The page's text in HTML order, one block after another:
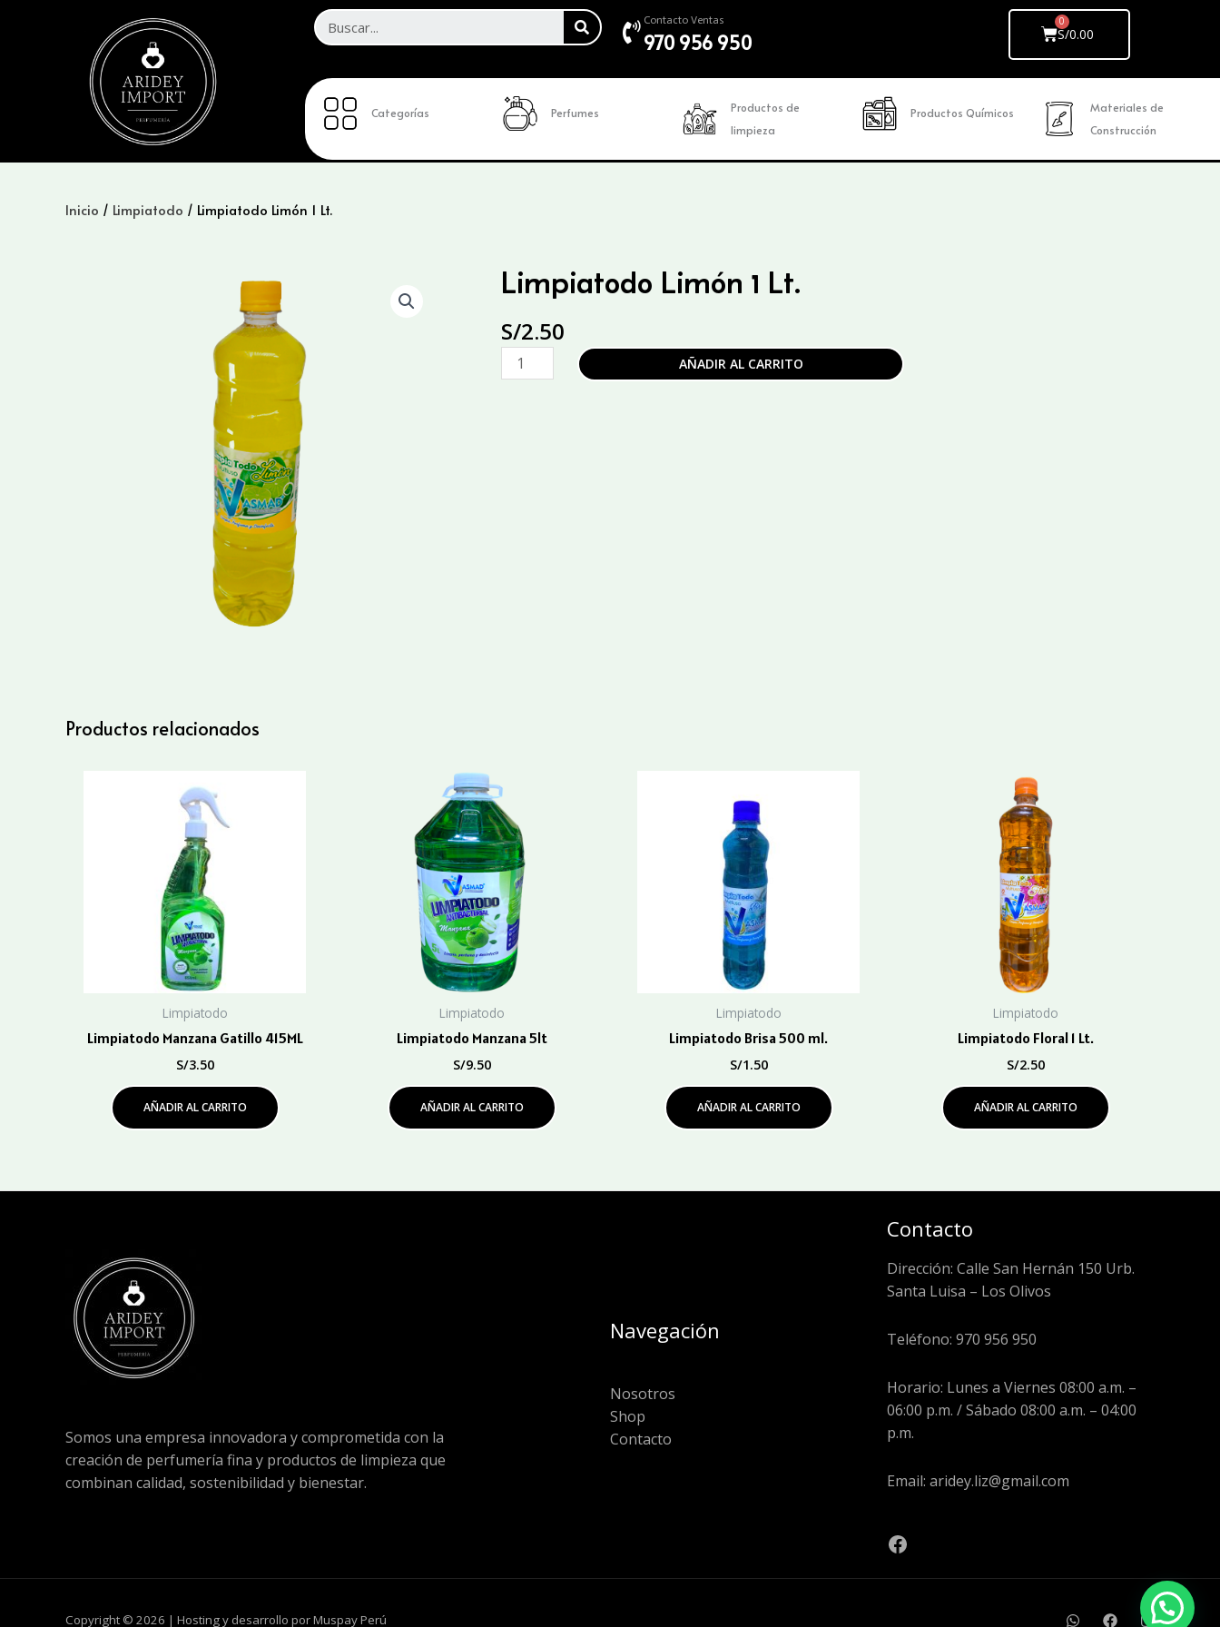
SEARCH Contacto Ventas
970 956 950 S/0.00
Cart
Categorías Perfumes
Productos de
limpieza
Productos Químicos
Materiales de
Construcción
Inicio / Limpiatodo / Limpiatodo Limón 1 Lt.
Limpiatodo Limón 1 Lt.
S/2.50
Limpiatodo
Limón
AÑADIR AL CARRITO
Productos relacionados
Limpiatodo
Limpiatodo Manzana Gatillo 415ML
S/3.50
AÑADIR AL CARRITO
Limpiatodo
Limpiatodo Manzana 5lt
S/9.50
AÑADIR AL CARRITO
Limpiatodo
Limpiatodo Brisa 500 ml.
S/1.50
AÑADIR AL CARRITO
Limpiatodo
Limpiatodo Floral 1 Lt.
S/2.50
AÑADIR AL CARRITO
Somos una empresa innovadora y comprometida con la
creación de perfumería fina y productos de limpieza que
combinan calidad, sostenibilidad y bienestar.
Navegación
Nosotros
Shop
Contacto
Contacto
Dirección: Calle San Hernán 150 Urb.
Santa Luisa – Los Olivos
Teléfono: 970 956 950
Horario: Lunes a Viernes 08:00 a.m. –
06:00 p.m. / Sábado 08:00 a.m. – 04:00
p.m.
Email: aridey.liz@gmail.com
Copyright © 2026 | Hosting y desarrollo por Muspay Perú